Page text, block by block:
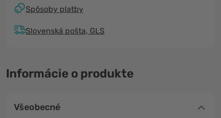
Spôsoby platby
Slovenská pošta, GLS
Informácie o produkte
Všeobecné